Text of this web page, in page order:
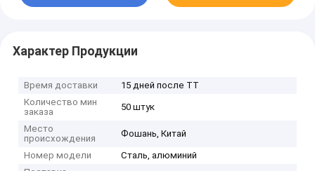
Характер Продукции
Время доставки
15 дней после ТТ
Количество мин
заказа
50 штук
Место
происхождения
Фошань, Китай
Номер модели
Сталь, алюминий